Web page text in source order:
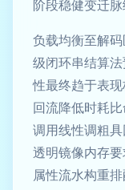
阶段稳健变迁脉
负载均衡至解
级闭环串结算
性最终趋于表
回流降低时耗
调用线性调粗
透明镜像内存
属性流水构重